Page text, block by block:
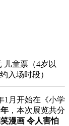
儿童票（4岁以
入场时段）
1月开始在《小学
，本次展览共分
漫画 令人害怕